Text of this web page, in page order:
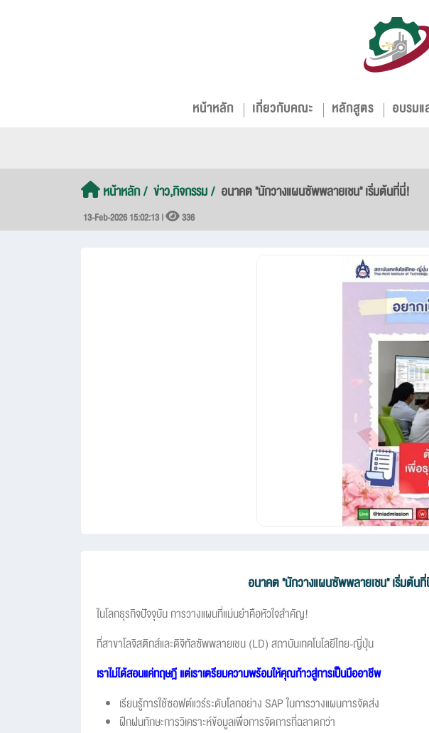
หน้าหลัก เกี่ยวกับคณะ หลักสูตร อบรมแ
หน้าหลัก ข่าว,กิจกรรม อนาคต "นักวางแผนซัพพลายเชน" เริ่มต้นที่นี่!
13-Feb-2026 15:02:13 | 336
อนาคต "นักวางแผนซัพพลายเชน" เริ่มต้น
ในโลกธุรกิจปัจจุบัน การวางแผนที่แม่นยำคือหัวใจสำคัญ!
ที่สาขาโลจิสติกส์และดิจิทัลซัพพลายเชน (LD)สถาบันเทคโนโลยีไทย-ญี่ปุ่น
เราไม่ได้สอนแค่ทฤษฎี แต่เราเตรียมความพร้อมให้คุณก้าวสู่การเป็นมืออาชีพ
เรียนรู้การใช้ซอฟต์แวร์ระดับโลกอย่าง SAP ในการวางแผนการจัดส่ง
ฝึกฝนทักษะการวิเคราะห์ข้อมูลเพื่อการจัดการที่ฉลาดกว่า